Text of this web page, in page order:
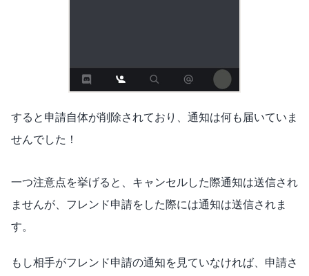
すると申請自体が削除されており、通知は何も届いていま
せんでした！
一つ注意点を挙げると、キャンセルした際通知は送信され
ませんが、フレンド申請をした際には通知は送信されま
す。
もし相手がフレンド申請の通知を見ていなければ、申請さ